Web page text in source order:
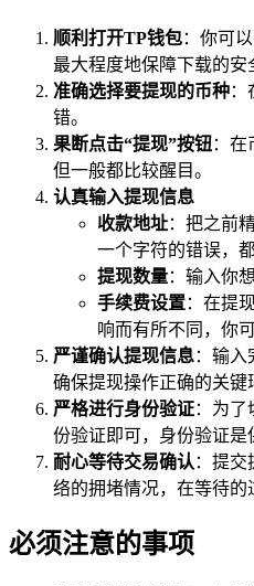
顺利打开TP钱包：你可
最大程度地保障下载的安
准确选择要提现的币种：
错。
果断点击“提现”按钮：在
但一般都比较醒目。
认真输入提现信息
收款地址：把之前
一个字符的错误，
提现数量：输入你
手续费设置：在提
响而有所不同，你
严谨确认提现信息：输
确保提现操作正确的关键
严格进行身份验证：为
份验证即可，身份验证是
耐心等待交易确认 ：提
络的拥堵情况，在等待的
必须注意的事项